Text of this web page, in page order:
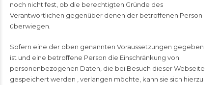
noch nicht fest, ob die berechtigten Gründe des
Verantwortlichen gegenüber denen der betroffenen Person
überwiegen.
Sofern eine der oben genannten Voraussetzungen gegeben
ist und eine betroffene Person die Einschränkung von
personenbezogenen Daten, die bei Besuch dieser Webseite
gespeichert werden , verlangen möchte, kann sie sich hierzu